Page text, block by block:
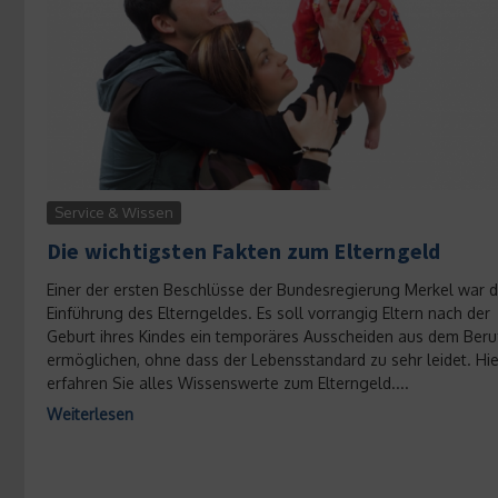
Service & Wissen
Die wichtigsten Fakten zum Elterngeld
Einer der ersten Beschlüsse der Bundesregierung Merkel war
Einführung des Elterngeldes. Es soll vorrangig Eltern nach der
Geburt ihres Kindes ein temporäres Ausscheiden aus dem
ermöglichen, ohne dass der Lebensstandard zu sehr leidet.
erfahren Sie alles Wissenswerte zum Elterngeld....
Weiterlesen